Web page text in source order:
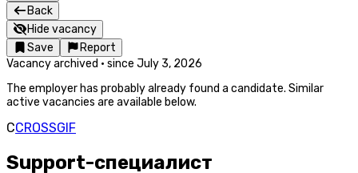
Back
Hide vacancy
Save
Report
Vacancy archived · since July 3, 2026
The employer has probably already found a candidate. Similar
active vacancies are available below.
CCROSSGIF
Support-специалист